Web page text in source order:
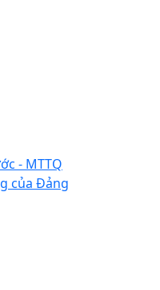
- MTTQ
của Đảng